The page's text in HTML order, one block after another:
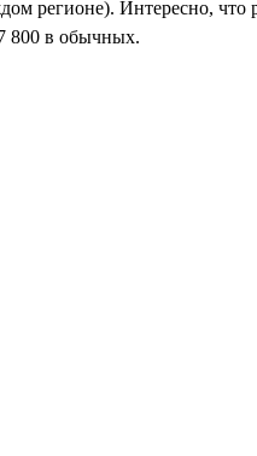
регионе). Интересно, что
800 в обычных.